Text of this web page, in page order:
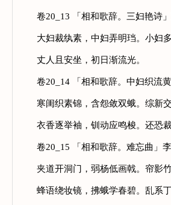
卷20_13 「相和歌辞。三妇艳诗
大妇裁纨素，中妇弄明珰。小妇多
丈人且安坐，初日渐流光。
卷20_14 「相和歌辞。中妇织流
寒闺织素锦，含怨敛双蛾。综新交
衣香逐举袖，钏动应鸣梭。还恐裁
卷20_15 「相和歌辞。难忘曲」
夹道开洞门，弱杨低画戟。帘影竹
蜂语绕妆镜，拂蛾学春碧。乱系丁